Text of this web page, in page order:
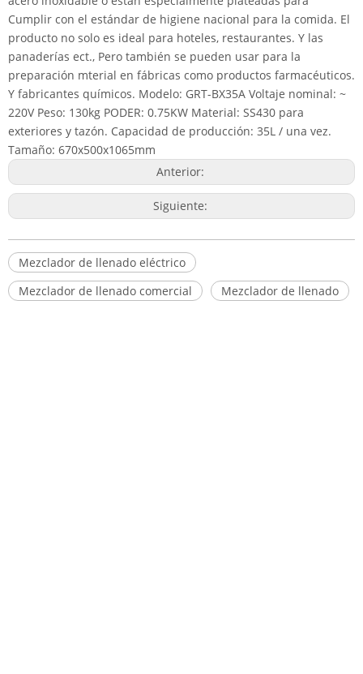
Cumplir con el estándar de higiene nacional para la comida. El
producto no solo es ideal para hoteles, restaurantes. Y las
panaderías ect., Pero también se pueden usar para la
preparación mterial en fábricas como productos farmacéuticos.
Y fabricantes químicos. Modelo: GRT-BX35A Voltaje nominal: ~
220V Peso: 130kg PODER: 0.75KW Material: SS430 para
exteriores y tazón. Capacidad de producción: 35L / una vez.
Tamaño: 670x500x1065mm
Anterior:
Siguiente:
Mezclador de llenado eléctrico
Mezclador de llenado comercial
Mezclador de llenado